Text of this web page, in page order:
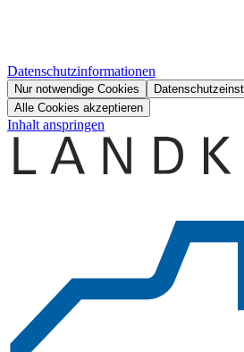
Datenschutzinformationen
Nur notwendige Cookies
Alle Cookies akzeptieren
Inhalt anspringen